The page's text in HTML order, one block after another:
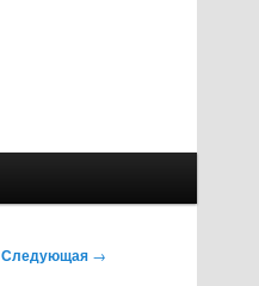
Следующая →